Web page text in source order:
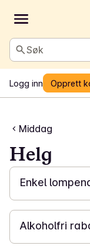
Søk
Logg inn Opprett
Middag
Helg
20 min
Enkel
15 min
Alkoholfri
1 t